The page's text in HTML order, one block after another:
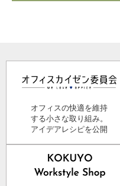
オフィスの快適を維持
する小さな取り組み。
アイデアレシピを公開